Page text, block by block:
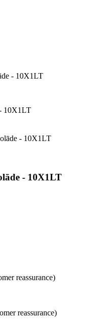
- 10X1LT
- 10X1LT
reassurance)
reassurance)